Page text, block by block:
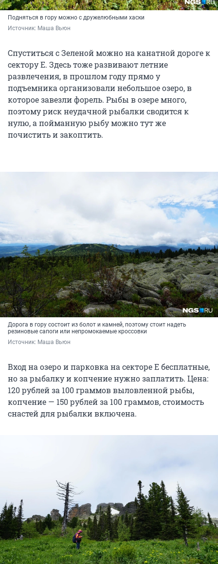
Подняться в гору можно с дружелюбными хаски
Источник: Маша Вьюн
Спуститься с Зеленой можно на канатной дороге к
сектору Е. Здесь тоже развивают летние
развлечения, в прошлом году прямо у
подъемника организовали небольшое озеро, в
которое завезли форель. Рыбы в озере много,
поэтому риск неудачной рыбалки сводится к
нулю, а пойманную рыбу можно тут же
почистить и закоптить.
Дорога в гору состоит из болот и камней, поэтому стоит надеть
резиновые сапоги или непромокаемые кроссовки
Источник: Маша Вьюн
Вход на озеро и парковка на секторе Е бесплатные,
но за рыбалку и копчение нужно заплатить. Цена:
120 рублей за 100 граммов выловленной рыбы,
копчение — 150 рублей за 100 граммов, стоимость
снастей для рыбалки включена.